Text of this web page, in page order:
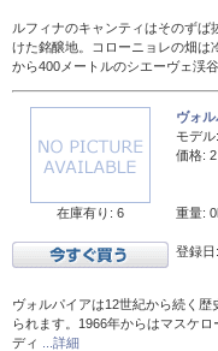
ルフィナのキャンティはそのず
けた銘醸地。コローニョレの畑は
から400メートルのシエーヴェ渓
在庫有り: 6
ヴォ
モデル:
価格:
重量:
登録
ヴォルパイアは12世紀から続く
られます。1966年からはマスケ
ディ
...詳細